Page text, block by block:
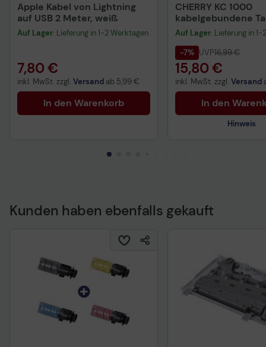
Apple Kabel von Lightning
auf USB 2 Meter, weiß
Auf Lager: Lieferung in 1-2 Werktagen
7,80 €
inkl. MwSt. zzgl. Versand ab 5,99 €
In den Warenkorb
CHERRY KC 1000
kabelgebundene
QWERTZ DE -
Auf Lager: Lieferung in
-7% UVP16,99 €
15,80 €
inkl. MwSt. zzgl. Versand
In den
Hinweis
Technisches
Kunden haben ebenfalls gekauft